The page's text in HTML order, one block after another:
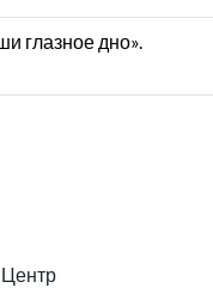
глазное дно».